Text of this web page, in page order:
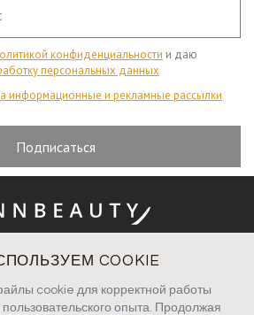
конфиденциальности и даю
персональных данных
информационные и рекламные рассылки
Подписаться
и доставка
Вопросы и ответы
COOKIE
cookie для корректной работы
опыта. Продолжая